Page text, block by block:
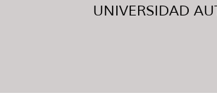
UNIVERSIDAD